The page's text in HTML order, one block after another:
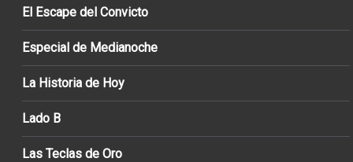
El Escape del Convicto
Especial de Medianoche
La Historia de Hoy
Lado B
Las Teclas de Oro